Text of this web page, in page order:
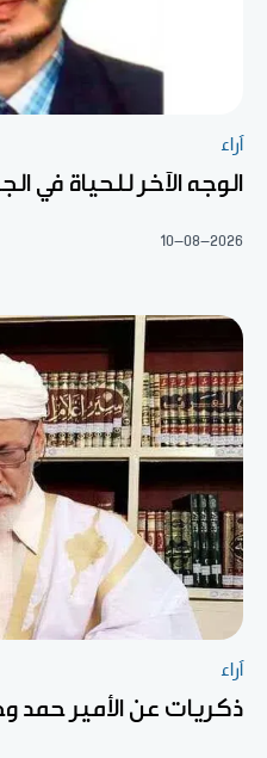
آراء
الوجه الآخر للحياة في
10-08-2026
آراء
ذكريات عن الأمير حمد